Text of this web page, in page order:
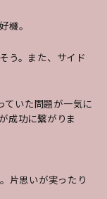
機。
う。また、サイド
ていた問題が一気に
成功に繋がりま
片思いが実ったり